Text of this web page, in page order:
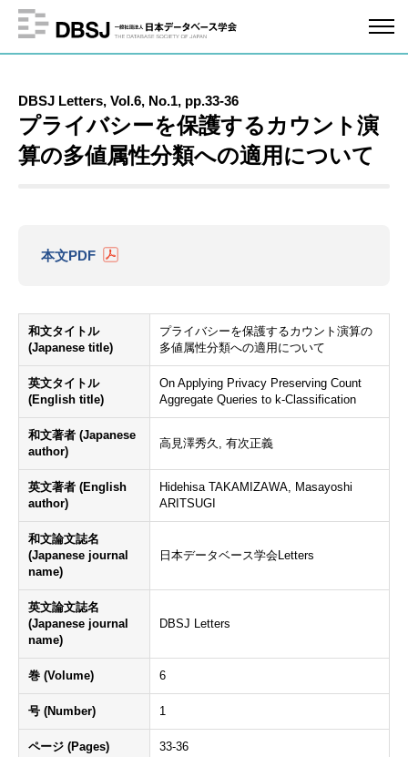
DBSJ Letters, Vol.6, No.1, pp.33-36
プライバシーを保護するカウント演
算の多値属性分類への適用について
本文PDF
和文タイトル
(Japanese title)
プライバシーを保護するカウント演算の
多値属性分類への適用について
英文タイトル
(English title)
On Applying Privacy Preserving Count
Aggregate Queries to k-Classification
和文著者 (Japanese
author)
高見澤秀久, 有次正義
英文著者 (English
author)
Hidehisa TAKAMIZAWA, Masayoshi
ARITSUGI
和文論文誌名
(Japanese journal
name)
日本データベース学会Letters
英文論文誌名
(Japanese journal
name)
DBSJ Letters
巻 (Volume) 6
号 (Number) 1
ページ (Pages) 33-36